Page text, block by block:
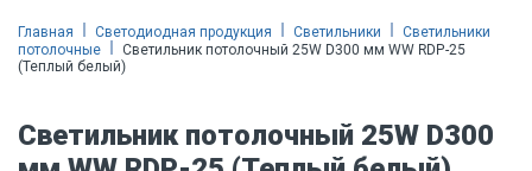
Главная Светодиодная продукция Светильники
Светильники
потолочные
Светильник потолочный 25W D300 мм WW RDP-25
(Теплый белый)
Светильник потолочный 25W D300